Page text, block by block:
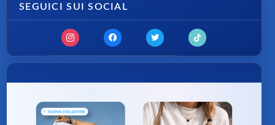
SEGUICI SUI SOCIAL